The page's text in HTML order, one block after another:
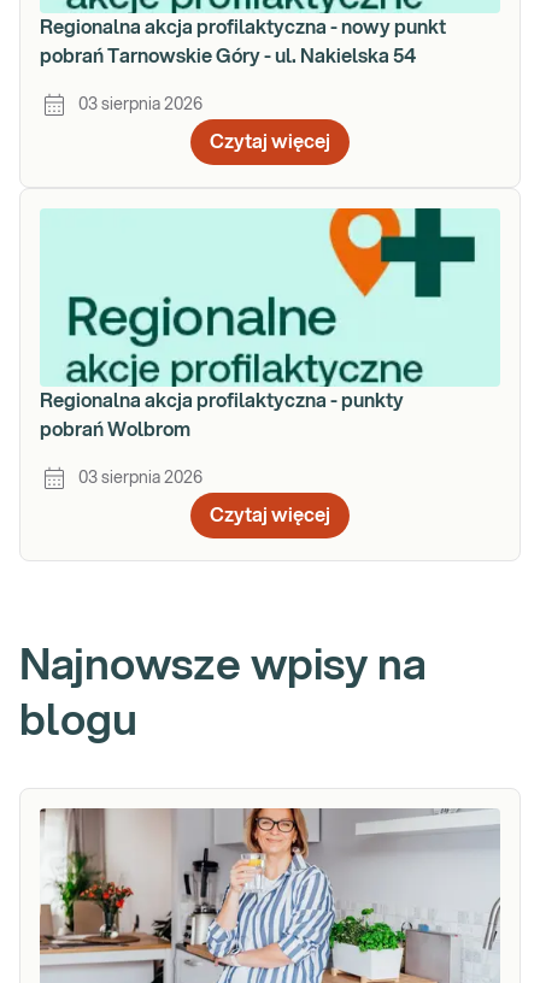
Regionalna akcja profilaktyczna - nowy punkt
pobrań Tarnowskie Góry - ul. Nakielska 54
03 sierpnia 2026
Czytaj więcej
Regionalna akcja profilaktyczna - punkty
pobrań Wolbrom
03 sierpnia 2026
Czytaj więcej
Najnowsze wpisy na
blogu